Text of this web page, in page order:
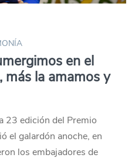
en el
más la amamos y
23 edición del Premio
el galardón anoche, en
los embajadores de